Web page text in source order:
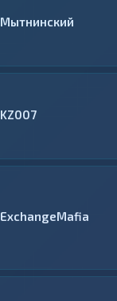
Мытнинский
KZ007
ExchangeMafia